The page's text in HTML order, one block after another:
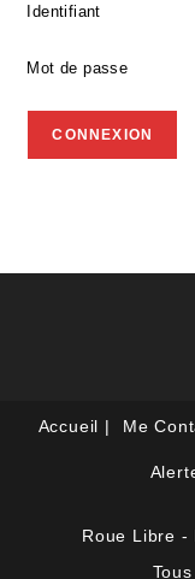
Identifiant
Mot de passe
Accueil Me
Roue Libre -